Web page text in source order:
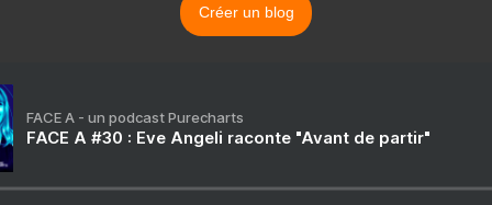
Créer un blog
FACE A - un podcast Purecharts
FACE A #30 : Eve Angeli raconte "Avant de partir"